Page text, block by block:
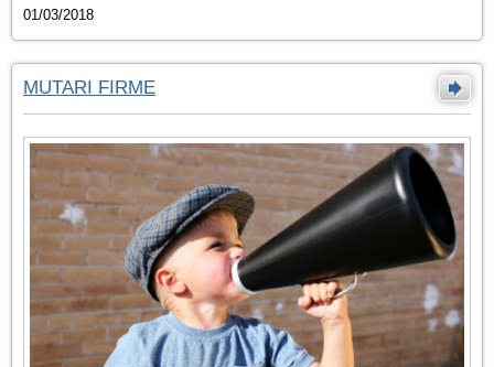
01/03/2018
MUTARI FIRME